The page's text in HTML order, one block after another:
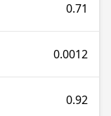
0.71
0.0012
0.92